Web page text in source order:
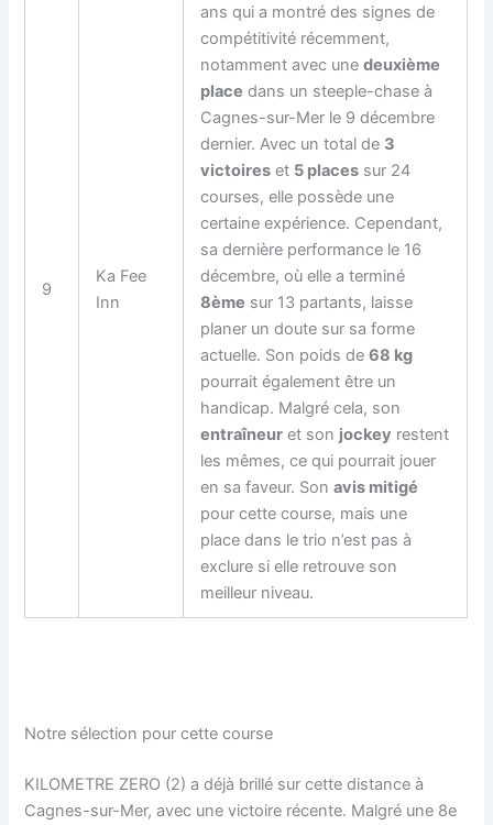
9
Ka Fee
Inn
ans qui a montré des signes de
compétitivité récemment,
notamment avec unedeuxième
place dans un steeple-chase à
Cagnes-sur-Mer le 9 décembre
dernier. Avec un total de 3
victoires et 5 places sur 24
courses, elle possède une
certaine expérience. Cependant,
sa dernière performance le 16
décembre, où elle a terminé
8ème sur 13 partants, laisse
planer un doute sur sa forme
actuelle. Son poids de68 kg
pourrait également être un
handicap. Malgré cela, son
entraîneur et son jockey restent
les mêmes, ce qui pourrait jouer
en sa faveur. Sonavis mitigé
pour cette course, mais une
place dans le trio n’est pas à
exclure si elle retrouve son
meilleur niveau.
Notre sélection pour cette course
KILOMETRE ZERO (2) a déjà brillé sur cette distance à
Cagnes-sur-Mer, avec une victoire récente. Malgré une 8e